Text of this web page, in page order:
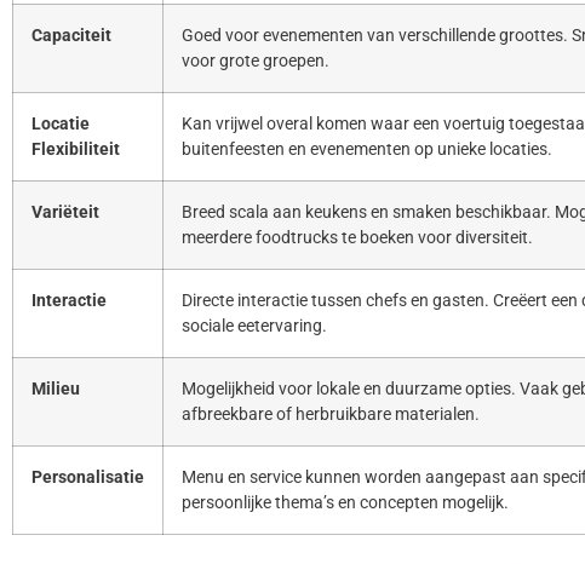
Capaciteit
Goed voor evenementen van verschillende groottes.
voor grote groepen.
Locatie
Flexibiliteit
Kan vrijwel overal komen waar een voertuig
buitenfeesten en evenementen op unieke locaties.
Variëteit
Breed scala aan keukens en smaken beschikbaar.
meerdere foodtrucks te boeken voor diversiteit.
Interactie
Directe interactie tussen chefs en gasten. Creëert een
sociale eetervaring.
Milieu
Mogelijkheid voor lokale en duurzame opties. Vaak
afbreekbare of herbruikbare materialen.
Personalisatie
Menu en service kunnen worden aangepast aan
persoonlijke thema’s en concepten mogelijk.